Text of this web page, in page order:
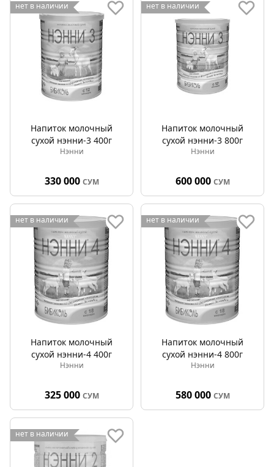
нет в наличии
Напиток молочный
сухой нэнни-3 400г
Нэнни
330 000 СУМ
нет в наличии
Напиток молочный
сухой нэнни-3 800г
Нэнни
600 000 СУМ
нет в наличии
Напиток молочный
сухой нэнни-4 400г
Нэнни
325 000 СУМ
нет в наличии
Напиток молочный
сухой нэнни-4 800г
Нэнни
580 000 СУМ
нет в наличии